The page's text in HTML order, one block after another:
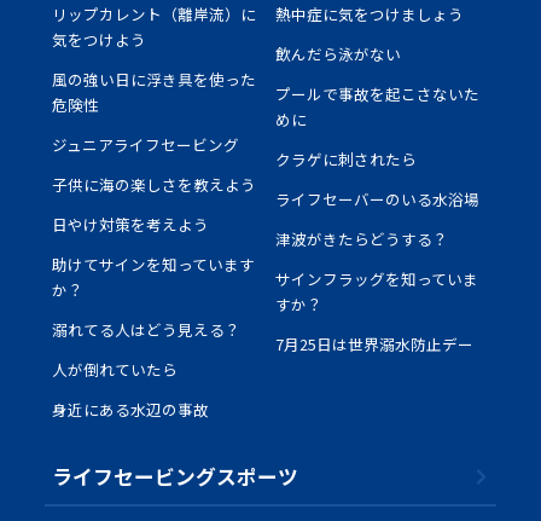
リップカレント（離岸流）に
気をつけよう
風の強い日に浮き具を使った
危険性
ジュニアライフセービング
子供に海の楽しさを教えよう
日やけ対策を考えよう
助けてサインを知っています
か？
溺れてる人はどう見える？
人が倒れていたら
身近にある水辺の事故
熱中症に気をつけましょう
飲んだら泳がない
プールで事故を起こさないた
めに
クラゲに刺されたら
ライフセーバーのいる水浴場
津波がきたらどうする？
サインフラッグを知っていま
すか？
7月25日は世界溺水防止デー
ライフセービングスポーツ